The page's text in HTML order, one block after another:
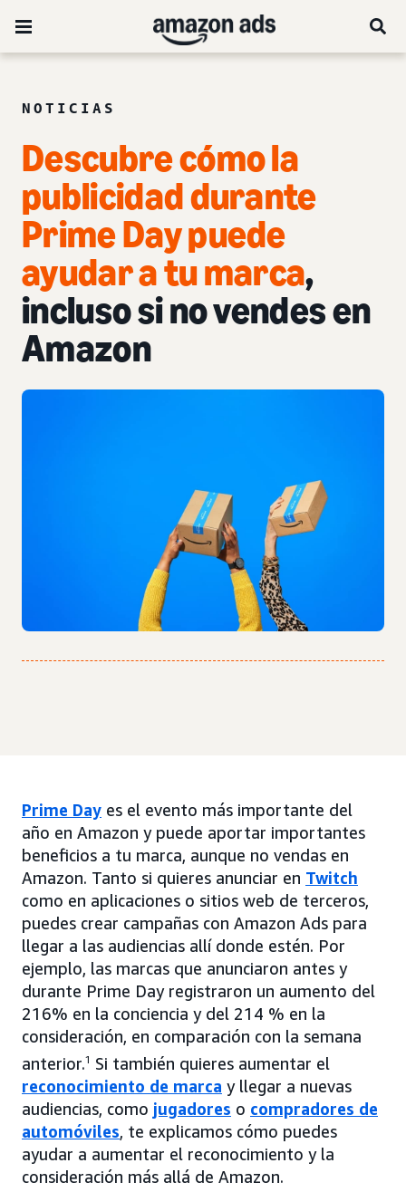
NOTICIAS
Descubre cómo la
publicidad durante
Prime Day puede
ayudar a tu marca,
incluso si no vendes en
Amazon
Prime Day es el evento más importante del
año en Amazon y puede aportar importantes
beneficios a tu marca, aunque no vendas en
Amazon. Tanto si quieres anunciar en Twitch
como en aplicaciones o sitios web de terceros,
puedes crear campañas con Amazon Ads para
llegar a las audiencias allí donde estén. Por
ejemplo, las marcas que anunciaron antes y
durante Prime Day registraron un aumento del
216% en la conciencia y del 214 % en la
consideración, en comparación con la semana
anterior.1
Si también quieres aumentar el
reconocimiento de marca y llegar a nuevas
audiencias, como jugadores o compradores de
automóviles, te explicamos cómo puedes
ayudar a aumentar el reconocimiento y la
consideración más allá de Amazon.